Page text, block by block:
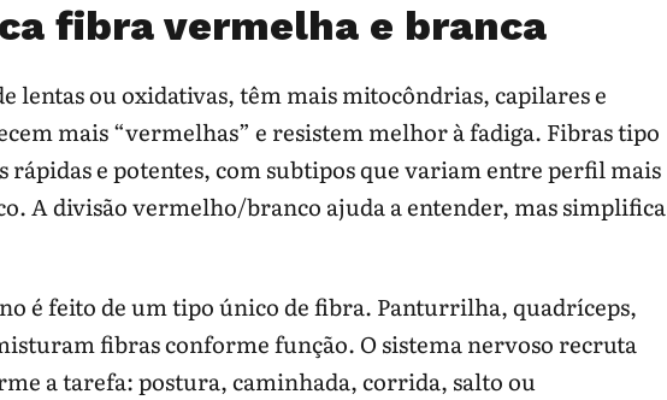
fibra vermelha e branca
lentas ou oxidativas, têm mais mitocôndrias, capilares e
mais “vermelhas” e resistem melhor à fadiga. Fibras tipo
rápidas e potentes, com subtipos que variam entre perfil mais
A divisão vermelho/branco ajuda a entender, mas simplifica
é feito de um tipo único de fibra. Panturrilha, quadríceps,
fibras conforme função. O sistema nervoso recruta
a tarefa: postura, caminhada, corrida, salto ou